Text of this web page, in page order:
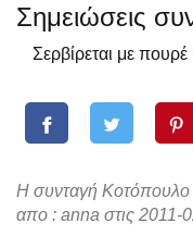
Σημειώσεις
Σερβίρεται με
Η συνταγή Κοτόπουλο
απο : anna στις 2011-